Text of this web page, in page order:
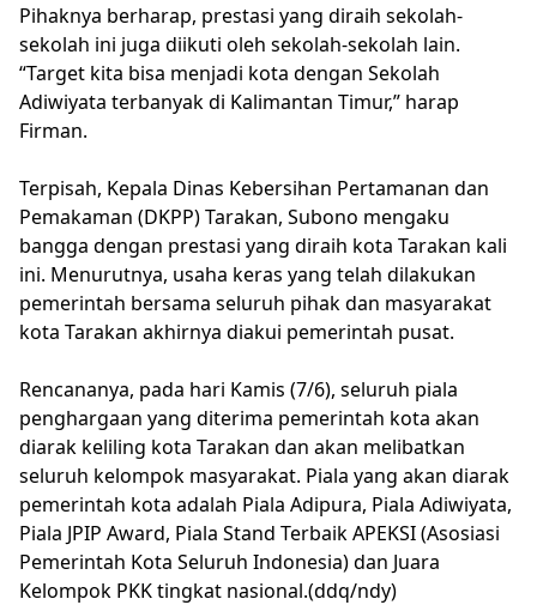
Pihaknya berharap, prestasi yang diraih sekolah-
sekolah ini juga diikuti oleh sekolah-sekolah lain.
“Target kita bisa menjadi kota dengan Sekolah
Adiwiyata terbanyak di Kalimantan Timur,” harap
Firman.
Terpisah, Kepala Dinas Kebersihan Pertamanan dan
Pemakaman (DKPP) Tarakan, Subono mengaku
bangga dengan prestasi yang diraih kota Tarakan kali
ini. Menurutnya, usaha keras yang telah dilakukan
pemerintah bersama seluruh pihak dan masyarakat
kota Tarakan akhirnya diakui pemerintah pusat.
Rencananya, pada hari Kamis (7/6), seluruh piala
penghargaan yang diterima pemerintah kota akan
diarak keliling kota Tarakan dan akan melibatkan
seluruh kelompok masyarakat. Piala yang akan diarak
pemerintah kota adalah Piala Adipura, Piala Adiwiyata,
Piala JPIP Award, Piala Stand Terbaik APEKSI (Asosiasi
Pemerintah Kota Seluruh Indonesia) dan Juara
Kelompok PKK tingkat nasional.(ddq/ndy)